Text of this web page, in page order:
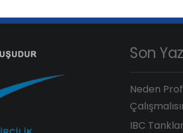
Son
Neden
IBC